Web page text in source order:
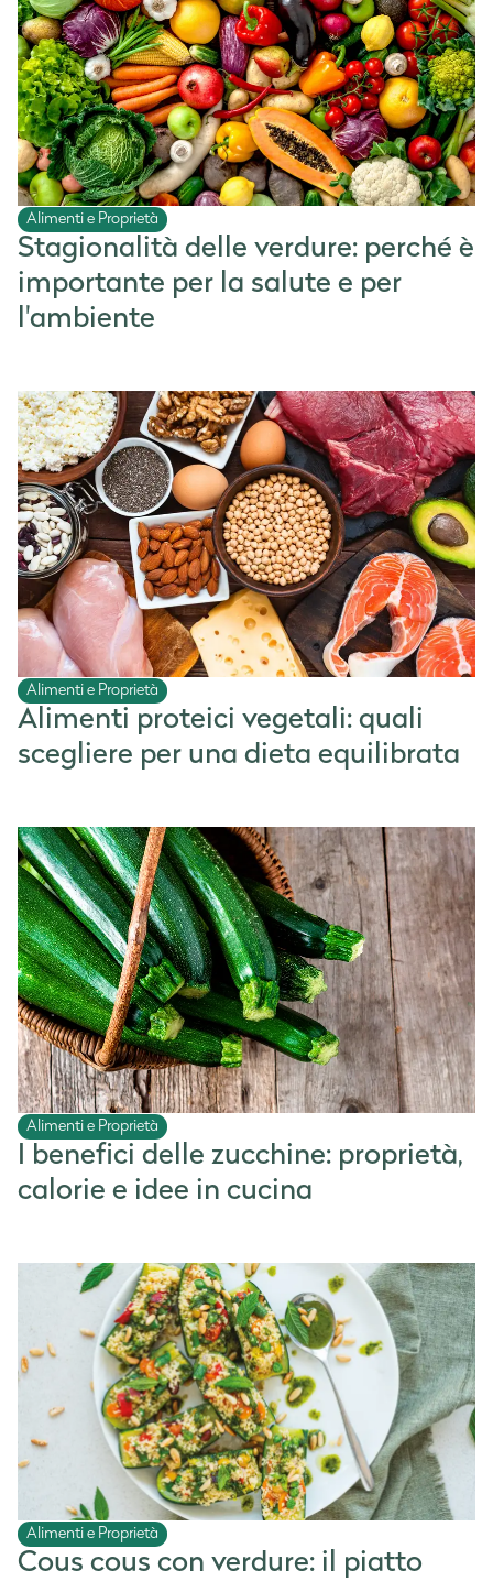
Alimenti e Proprietà
Stagionalità delle verdure: perché è
importante per la salute e per
l'ambiente
Alimenti e Proprietà
Alimenti proteici vegetali: quali
scegliere per una dieta equilibrata
Alimenti e Proprietà
I benefici delle zucchine: proprietà,
calorie e idee in cucina
Alimenti e Proprietà
Cous cous con verdure: il piatto